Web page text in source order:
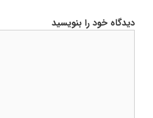
دیدگاه خود را بنویسید